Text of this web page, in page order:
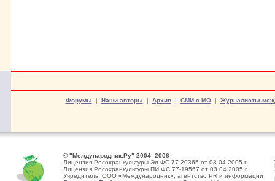
Форумы | Наши авторы | Архив| СМИ о МО| Журналисты-
© "Международник.Ру" 2004–2006
Лицензия Росохранкультуры Эл ФС 77-20365 от 03.04.2005 г.
Лицензия Росохранкультуры ПИ ФС 77-19567 от 03.04.2005 г.
Учредитель: ООО «Международник», агентство PR и информации